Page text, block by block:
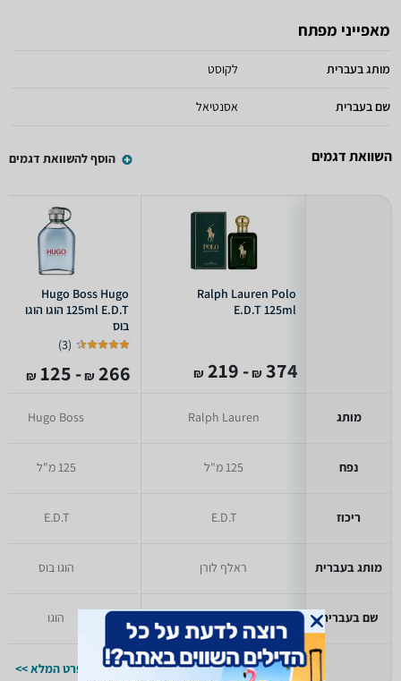
מאפייני מפתח
מותג בעברית לקוסט
שם בעברית אסנטיאל
השוואת דגמים הוסף להשוואת דגמים
מותג
נפח
ריכוז
מותג בעברית
שם בעברית
Ralph Lauren Polo
E.D.T 125ml
374
₪
- 219
₪
Ralph Lauren
125 מ"ל
E.D.T
ראלף לורן
למפרט המלא >>
Hugo Boss Hugo
125ml E.D.T הוגו הוגו
בוס
(
3
)
266
₪
- 125
₪
Hugo Boss
125 מ"ל
E.D.T
הוגו בוס
הוגו
למפרט המלא >>